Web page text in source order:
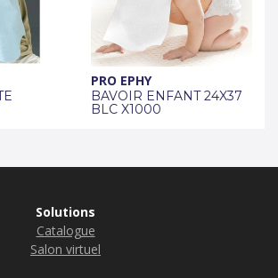
PRO EPHY
BAVOIR ENFANT 24X37
BLC X1000
Solutions
Catalogue
Salon virtuel